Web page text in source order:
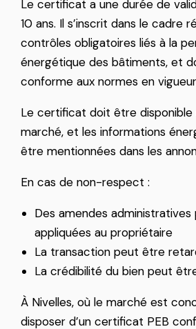
Le certificat a une durée de
10 ans. Il s’inscrit dans le cadre
contrôles obligatoires liés à la
énergétique des bâtiments, et
conforme aux normes en
Le certificat doit être disponible
marché, et les informations
être mentionnées dans les
En cas de non-respect :
Des amendes
appliquées au propriétaire
La transaction peut être
La crédibilité du bien peut
À Nivelles, où le marché est
disposer d’un certificat PEB